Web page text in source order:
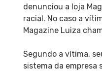
denunciou a loja
racial. No caso a
Magazine Luiza
Segundo a vítima,
sistema da empresa